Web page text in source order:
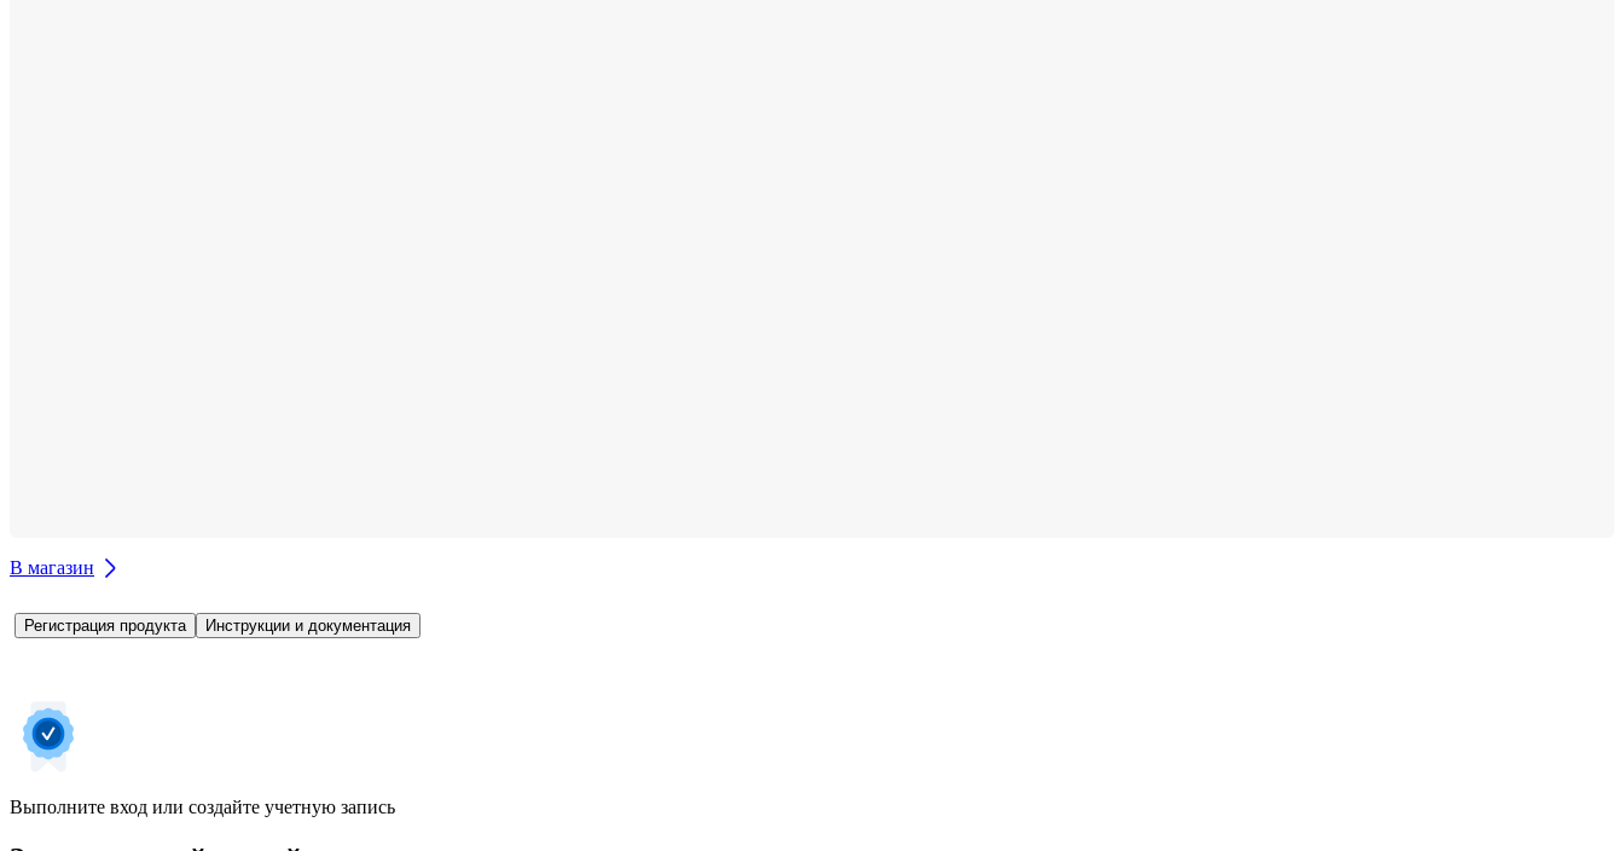
В магазин
Регистрация продукта Инструкции и документация
Выполните вход или создайте учетную запись